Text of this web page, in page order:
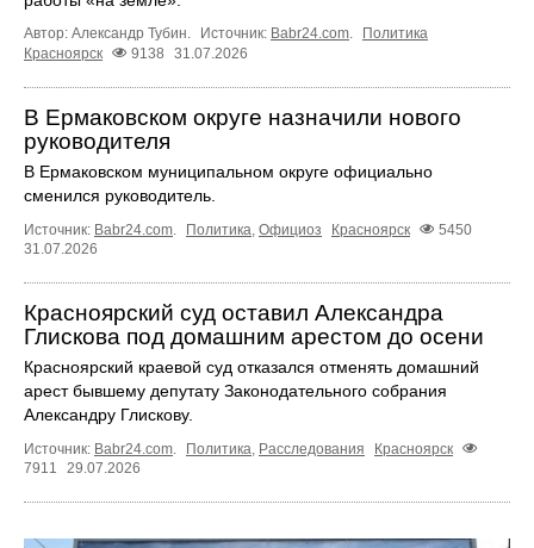
Автор: Александр Тубин. Источник: Babr24.com
Политика
Красноярск
9138 31.07.2026
В Ермаковском округе назначили нового
руководителя
В Ермаковском муниципальном округе официально
сменился руководитель.
Источник: Babr24.com. Политика, Официоз Красноярск
5450
31.07.2026
Красноярский суд оставил Александра
Глискова под домашним арестом до осени
Красноярский краевой суд отказался отменять домашний
арест бывшему депутату Законодательного собрания
Александру Глискову.
Источник: Babr24.com. Политика, Расследования
Красноярск
7911
29.07.2026